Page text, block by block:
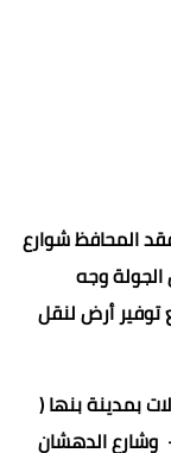
المحافظ شوارع
الجولة وجه
أرض لنقل
بمدينة بنها (
وشارع الدهشان